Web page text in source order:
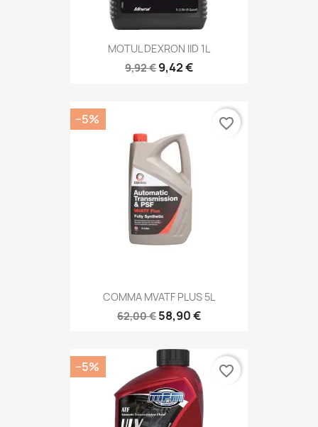
MOTUL DEXRON IID 1L
9,92 € 9,42 €
COMMA MVATF PLUS 5L
62,00 € 58,90 €
−5% favorite_border
−5% favorite_border